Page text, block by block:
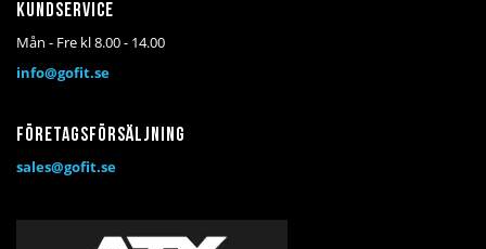
Kundservice
Mån - Fre kl 8.00 - 14.00
info@gofit.se
Företagsförsäljning
sales@gofit.se